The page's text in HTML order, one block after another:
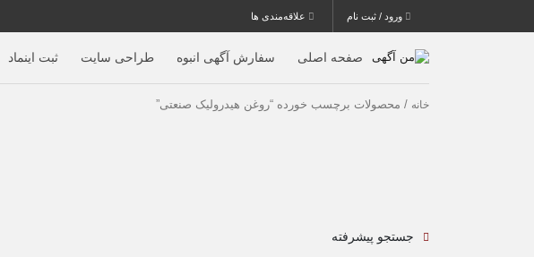
ورود / ثبت نام علاقه‌مندی ها
صفحه اصلی سفارش آگهی انبوه طراحی سایت ثبت اینماد
خانه / محصولات برچسب خورده “روغن هیدرولیک صنعتی”
جستجو پیشرفته